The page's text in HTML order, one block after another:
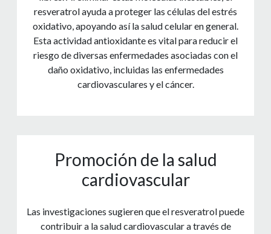
resveratrol ayuda a proteger las células del estrés
oxidativo, apoyando así la salud celular en general.
Esta actividad antioxidante es vital para reducir el
riesgo de diversas enfermedades asociadas con el
daño oxidativo, incluidas las enfermedades
cardiovasculares y el cáncer.
Promoción de la salud
cardiovascular
Las investigaciones sugieren que el resveratrol puede
contribuir a la salud cardiovascular a través de